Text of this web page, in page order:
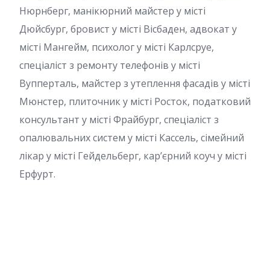
Нюрнберг, манікюрний майстер у місті
Дюйсбург, бровист у місті Вісбаден, адвокат у
місті Мангейм, психолог у місті Карлсруе,
спеціаліст з ремонту телефонів у місті
Вупперталь, майстер з утеплення фасадів у місті
Мюнстер, плиточник у місті Росток, податковий
консультант у місті Фрайбург, спеціаліст з
опалювальних систем у місті Кассель, сімейний
лікар у місті Гейдельберг, кар’єрний коуч у місті
Ерфурт.